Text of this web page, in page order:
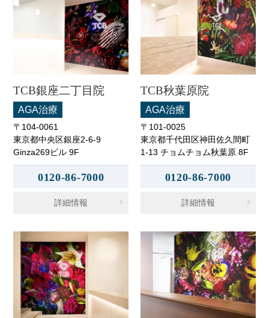
TCB銀座二丁目院
AGA治療
〒104-0061
東京都中央区銀座2-6-9
Ginza269ビル 9F
0120-86-7000
詳細情報
TCB秋葉原院
AGA治療
〒101-0025
東京都千代田区神田佐久間町
1-13 チョムチョム秋葉原 8F
0120-86-7000
詳細情報